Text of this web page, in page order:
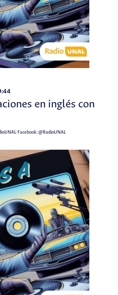
en inglés con
Facebook:@RadioUNAL